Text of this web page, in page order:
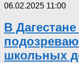
06.02.2025 11:00
В
школьных